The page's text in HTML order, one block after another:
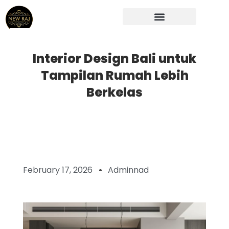
Skip
to
content
Interior Design Bali untuk
Tampilan Rumah Lebih
Berkelas
February 17, 2026 Adminnad